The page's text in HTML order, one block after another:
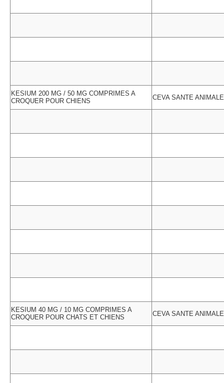
KESIUM 200 MG / 50 MG COMPRIMES A
CROQUER POUR CHIENS
CEVA SANTE ANIMALE
KESIUM 40 MG / 10 MG COMPRIMES A
CROQUER POUR CHATS ET CHIENS
CEVA SANTE ANIMALE